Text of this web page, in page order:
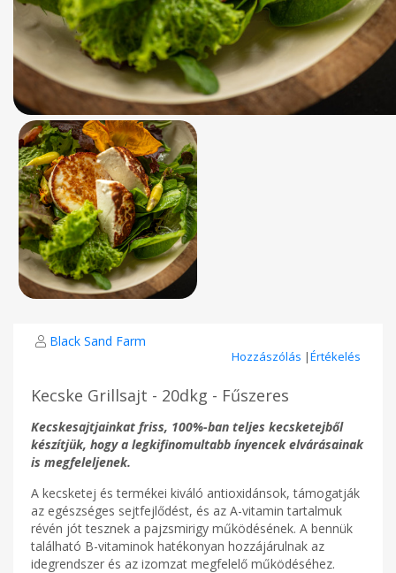
Black Sand Farm
Hozzászólás |Értékelés
Kecske Grillsajt - 20dkg - Fűszeres
Kecskesajtjainkat friss, 100%-ban teljes kecsketejből
készítjük, hogy a legkifinomultabb ínyencek elvárásainak
is megfeleljenek.
A kecsketej és termékei kiváló antioxidánsok, támogatják
az egészséges sejtfejlődést, és az A-vitamin tartalmuk
révén jót tesznek a pajzsmirigy működésének. A bennük
található B-vitaminok hatékonyan hozzájárulnak az
idegrendszer és az izomzat megfelelő működéséhez.